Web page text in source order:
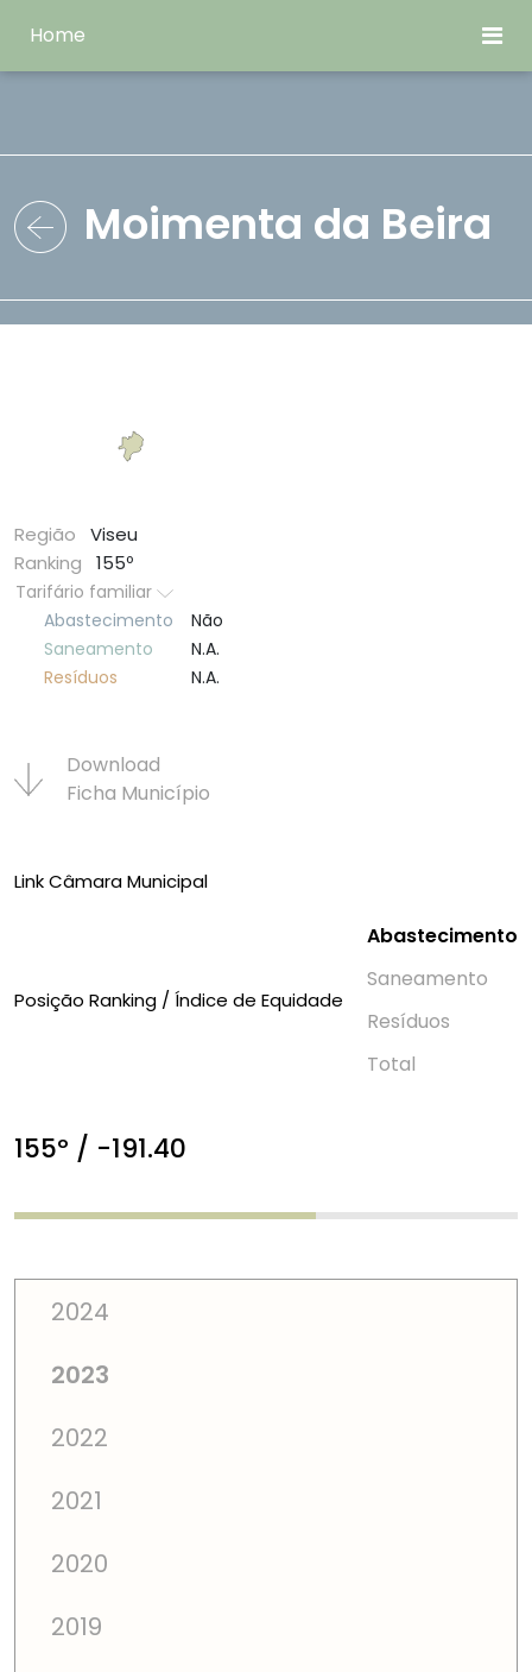
Home
Moimenta da Beira
Região
Viseu
Ranking
155º
Tarifário familiar
Abastecimento
Não
Saneamento
N.A.
Resí­duos
N.A.
Download
Ficha Municí­pio
Link Câmara Municipal
Posição Ranking / Índice de Equidade
Abastecimento
Saneamento
Resí­duos
Total
155º / -191.40
2024
2023
2022
2021
2020
2019